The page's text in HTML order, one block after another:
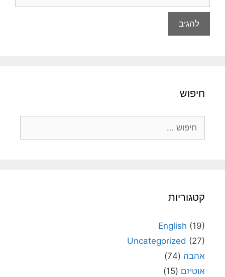
חיפוש
קטגוריות
English (19)
Uncategorized (27)
אהבה (74)
אוטיזם (15)